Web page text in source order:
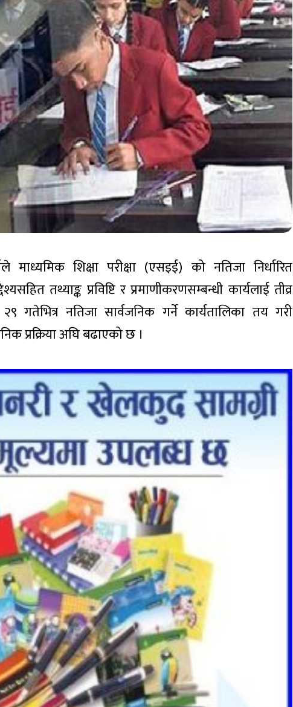
माध्यमिक शिक्षा परीक्षा (एसइई) को नतिजा निर्धारित
तथ्याङ्क प्रविष्टि र प्रमाणीकरणसम्बन्धी कार्यलाई तीव्र
गतेभित्र नतिजा सार्वजनिक गर्ने कार्यतालिका तय गरी
प्रक्रिया अघि बढाएको छ ।